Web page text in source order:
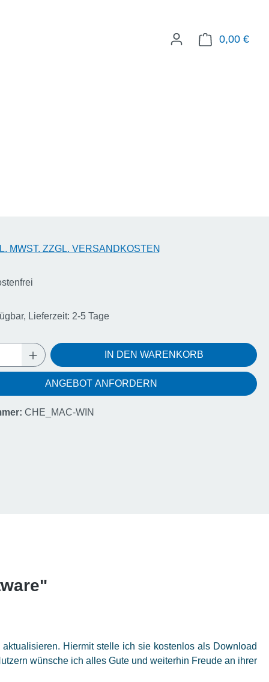
0,00 €
MWST. ZZGL. VERSANDKOSTEN
Lieferzeit: 2-5 Tage
Gib den gewünschten Wert ein
IN DEN WARENKORB
ANGEBOT ANFORDERN
CHE_MAC-WIN
Hiermit stelle ich sie kostenlos als Download
wünsche ich alles Gute und weiterhin Freude an ihrer